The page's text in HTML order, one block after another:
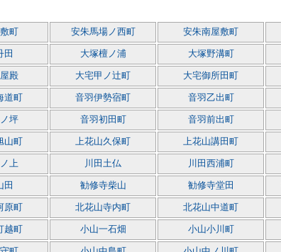
町 安朱馬場ノ西町 安朱南屋敷町
田 大塚檀ノ浦 大塚野溝町
殿 大宅甲ノ辻町 大宅御所田町
町 音羽伊勢宿町 音羽乙出町
坪 音羽初田町 音羽前出町
町 上花山久保町 上花山講田町
上 川田土仏 川田西浦町
田 勧修寺柴山 勧修寺堂田
町 北花山寺内町 北花山中道町
町 小山一石畑 小山小川町